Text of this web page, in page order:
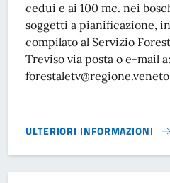
cedui e ai 100 mc. nei
soggetti a pianificazione,
compilato al Servizio
Treviso via posta o e-mail a:
ULTERIORI INFORMAZIONI
MODULISTICA DI